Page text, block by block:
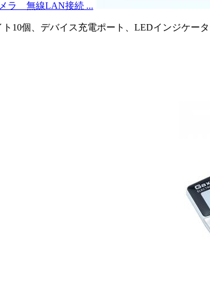
ラ 無線LAN接続 ...
10個、デバイス充電ポート、LEDインジケー